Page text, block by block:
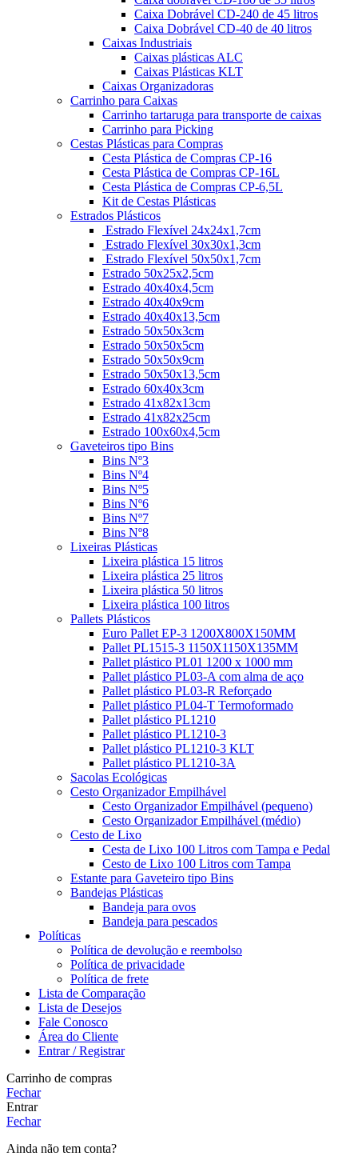
Caixa Dobrável CD-240 de 45 litros
Caixa Dobrável CD-40 de 40 litros
Caixas Industriais
Caixas plásticas ALC
Caixas Plásticas KLT
Caixas Organizadoras
Carrinho para Caixas
Carrinho tartaruga para transporte de caixas
Carrinho para Picking
Cestas Plásticas para Compras
Cesta Plástica de Compras CP-16
Cesta Plástica de Compras CP-16L
Cesta Plástica de Compras CP-6,5L
Kit de Cestas Plásticas
Estrados Plásticos
Estrado Flexível 24x24x1,7cm
Estrado Flexível 30x30x1,3cm
Estrado Flexível 50x50x1,7cm
Estrado 50x25x2,5cm
Estrado 40x40x4,5cm
Estrado 40x40x9cm
Estrado 40x40x13,5cm
Estrado 50x50x3cm
Estrado 50x50x5cm
Estrado 50x50x9cm
Estrado 50x50x13,5cm
Estrado 60x40x3cm
Estrado 41x82x13cm
Estrado 41x82x25cm
Estrado 100x60x4,5cm
Gaveteiros tipo Bins
Bins Nº3
Bins Nº4
Bins Nº5
Bins Nº6
Bins Nº7
Bins Nº8
Lixeiras Plásticas
Lixeira plástica 15 litros
Lixeira plástica 25 litros
Lixeira plástica 50 litros
Lixeira plástica 100 litros
Pallets Plásticos
Euro Pallet EP-3 1200X800X150MM
Pallet PL1515-3 1150X1150X135MM
Pallet plástico PL01 1200 x 1000 mm
Pallet plástico PL03-A com alma de aço
Pallet plástico PL03-R Reforçado
Pallet plástico PL04-T Termoformado
Pallet plástico PL1210
Pallet plástico PL1210-3
Pallet plástico PL1210-3 KLT
Pallet plástico PL1210-3A
Sacolas Ecológicas
Cesto Organizador Empilhável
Cesto Organizador Empilhável (pequeno)
Cesto Organizador Empilhável (médio)
Cesto de Lixo
Cesta de Lixo 100 Litros com Tampa e Pedal
Cesto de Lixo 100 Litros com Tampa
Estante para Gaveteiro tipo Bins
Bandejas Plásticas
Bandeja para ovos
Bandeja para pescados
Políticas
Política de devolução e reembolso
Política de privacidade
Política de frete
Lista de Comparação
Lista de Desejos
Fale Conosco
Área do Cliente
Entrar / Registrar
Carrinho de compras
Fechar
Entrar
Fechar
Ainda não tem conta?